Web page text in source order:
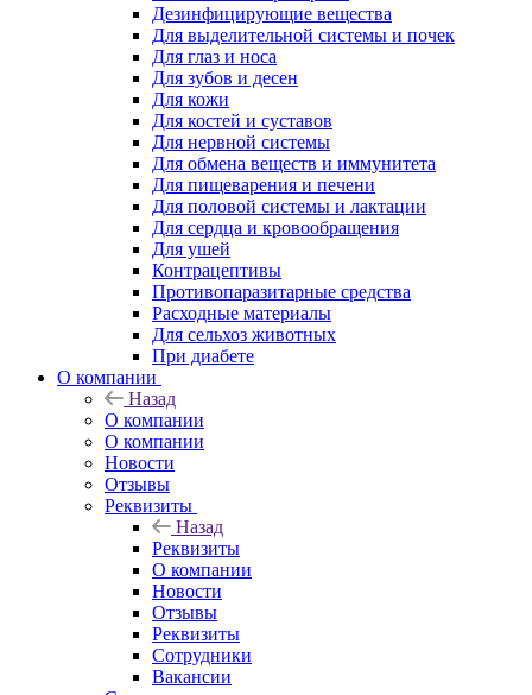
Дезинфицирующие вещества
Для выделительной системы и почек
Для глаз и носа
Для зубов и десен
Для кожи
Для костей и суставов
Для нервной системы
Для обмена веществ и иммунитета
Для пищеварения и печени
Для половой системы и лактации
Для сердца и кровообращения
Для ушей
Контрацептивы
Противопаразитарные средства
Расходные материалы
Для сельхоз животных
При диабете
О компании
Назад
О компании
О компании
Новости
Отзывы
Реквизиты
Назад
Реквизиты
О компании
Новости
Отзывы
Реквизиты
Сотрудники
Вакансии